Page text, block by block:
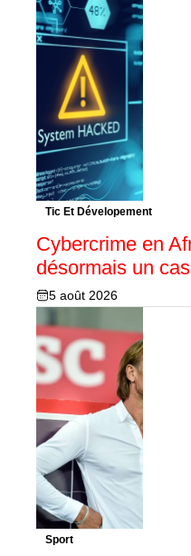
Tic Et Dévelopement
Cybercrime en
désormais un
5 août 2026
Sport